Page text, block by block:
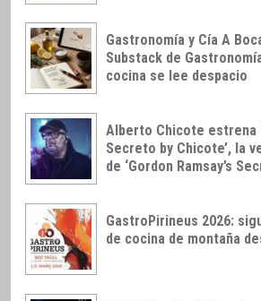
Gastronomía y Cía A
Substack de
cocina se lee despacio
Alberto Chicote estrena
Secreto by Chicote’, la
de ‘Gordon Ramsay’s
GastroPirineus 2026:
de cocina de montaña